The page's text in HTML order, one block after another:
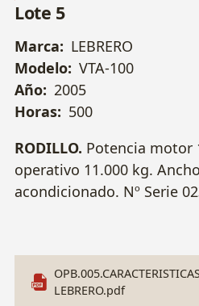
Lote 5
Marca: LEBRERO
Modelo: VTA-100
Año: 2005
Horas: 500
RODILLO. Potencia motor
operativo 11.000 kg.
acondicionado. Nº Serie
LEBRERO.pdf